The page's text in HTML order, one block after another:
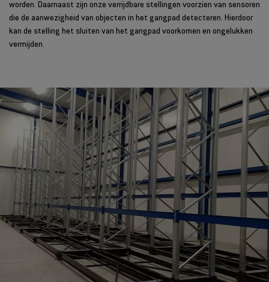
worden. Daarnaast zijn onze verrijdbare stellingen voorzien van sensoren
die de aanwezigheid van objecten in het gangpad detecteren. Hierdoor
kan de stelling het sluiten van het gangpad voorkomen en ongelukken
vermijden.